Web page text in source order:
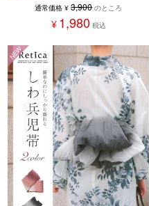
通常価格 ¥ 3,900 のところ
¥ 1,980 税込
NEW